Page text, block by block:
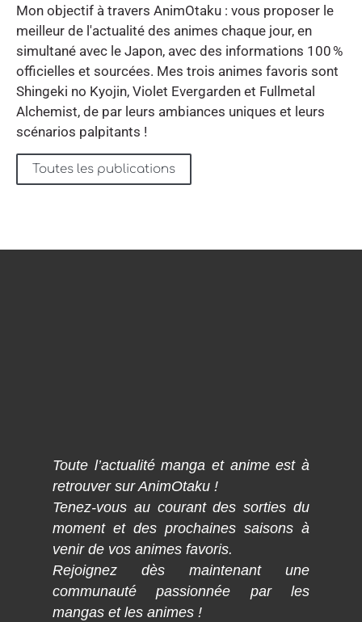
Mon objectif à travers AnimOtaku : vous proposer le
meilleur de l'actualité des animes chaque jour, en
simultané avec le Japon, avec des informations 100 %
officielles et sourcées. Mes trois animes favoris sont
Shingeki no Kyojin, Violet Evergarden et Fullmetal
Alchemist, de par leurs ambiances uniques et leurs
scénarios palpitants !
Toutes les publications
Toute l’actualité manga et anime est à
retrouver sur AnimOtaku !
Tenez-vous au courant des sorties du
moment et des prochaines saisons à
venir de vos animes favoris.
Rejoignez dès maintenant une
communauté passionnée par les
mangas et les animes !